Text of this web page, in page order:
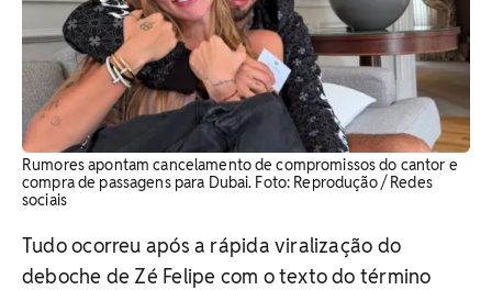
Rumores apontam cancelamento de compromissos do cantor e
compra de passagens para Dubai. ​Foto: Reprodução / Redes
sociais
Tudo ocorreu após a rápida viralização do
deboche de Zé Felipe com o texto do término